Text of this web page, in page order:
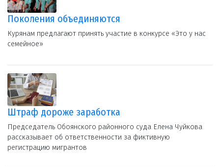
Поколения объединяются
Курянам предлагают принять участие в конкурсе «Это у нас
семейное»
Штраф дороже заработка
Председатель Обоянского районного суда Елена Чуйкова
рассказывает об ответственности за фиктивную
регистрацию мигрантов